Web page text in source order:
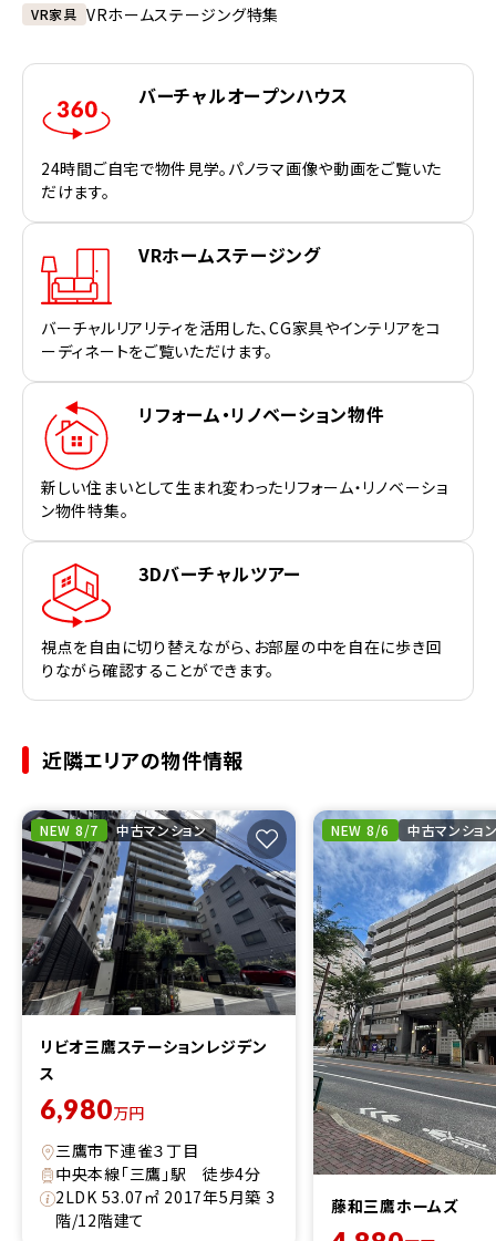
VR家具 VRホームステージング特集
バーチャルオープンハウス
24時間ご自宅で物件見学。パノラマ画像や動画をご覧いた
だけます。
VRホームステージング
バーチャルリアリティを活用した、CG家具やインテリアをコ
ーディネートをご覧いただけます。
リフォーム・リノベーション物件
新しい住まいとして生まれ変わったリフォーム・リノベーショ
ン物件特集。
3Dバーチャルツアー
視点を自由に切り替えながら、お部屋の中を自在に歩き回
りながら確認することができます。
近隣エリアの物件情報
NEW 8/7 中古マンション
リビオ三鷹ステーションレジデン
ス
6,980万円
三鷹市下連雀３丁目
中央本線「三鷹」駅 徒歩4分
2LDK 53.07㎡ 2017年5月築 3
階/12階建て
NEW 8/6 中古マンショ
藤和三鷹ホームズ